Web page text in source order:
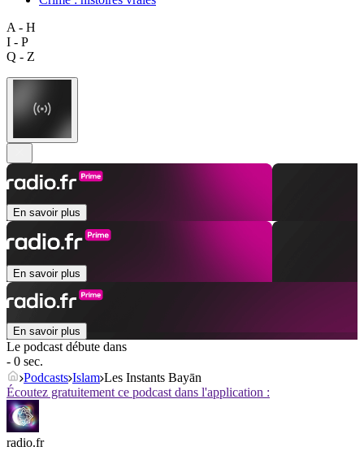
A - H
I - P
Q - Z
En savoir plus
En savoir plus
En savoir plus
Le podcast débute dans
- 0 sec.
Podcasts Islam Les Instants Bayān
Écoutez gratuitement ce podcast dans l'application :
radio.fr